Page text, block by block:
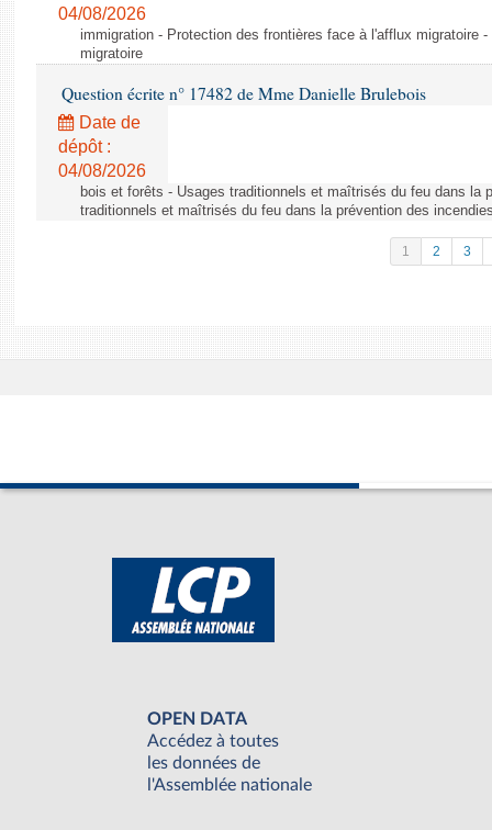
04/08/2026
immigration - Protection des frontières face à l'afflux migratoire
migratoire
Question écrite n° 17482 de Mme Danielle Brulebois
Date de
dépôt :
04/08/2026
bois et forêts - Usages traditionnels et maîtrisés du feu dans la
traditionnels et maîtrisés du feu dans la prévention des
1 2 3
OPEN DATA
Accédez à toutes
les données de
l'Assemblée nationale